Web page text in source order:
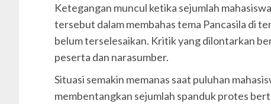
Ketegangan muncul ketika sejumlah
tersebut dalam membahas tema Pancasila di
belum terselesaikan. Kritik yang dilontarkan
peserta dan narasumber.
Situasi semakin memanas saat puluhan
membentangkan sejumlah spanduk protes